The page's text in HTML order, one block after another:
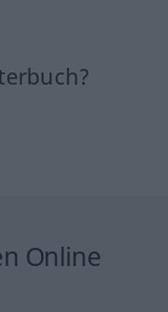
Online